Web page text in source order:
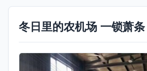
冬日里的农机场 一锁萧